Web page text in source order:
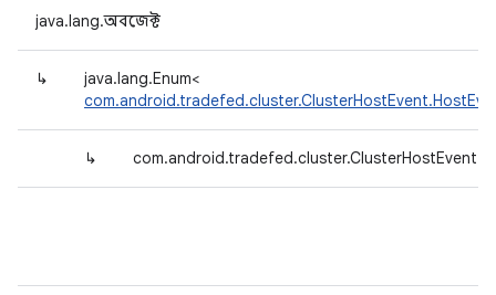
java.lang.অবজেক্ট
↳
java.lang.Enum<
↳